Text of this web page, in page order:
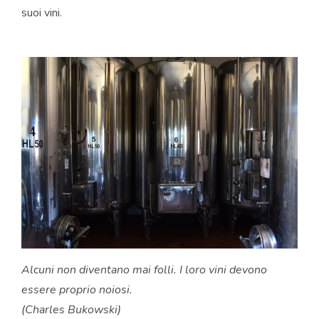
suoi vini.
Alcuni non diventano mai folli. I loro vini devono
essere proprio noiosi.
(Charles Bukowski)